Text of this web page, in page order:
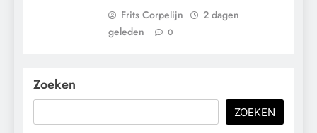
Frits Corpelijn
2 dagen
geleden
0
Zoeken
ZOEKEN